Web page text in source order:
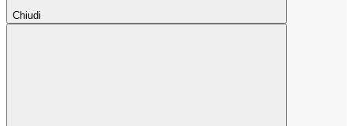
Chiudi